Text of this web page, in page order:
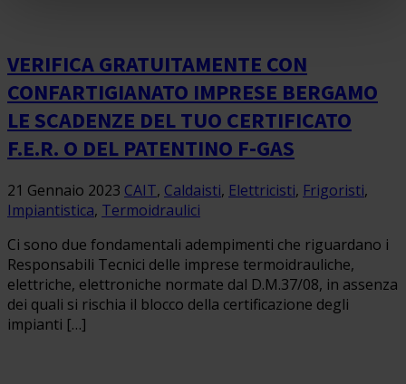
VERIFICA GRATUITAMENTE CON
CONFARTIGIANATO IMPRESE BERGAMO
LE SCADENZE DEL TUO CERTIFICATO
F.E.R. O DEL PATENTINO F-GAS
21 Gennaio 2023 CAIT, Caldaisti, Elettricisti, Frigoristi,
Impiantistica, Termoidraulici
Ci sono due fondamentali adempimenti che riguardano i
Responsabili Tecnici delle imprese termoidrauliche,
elettriche, elettroniche normate dal D.M.37/08, in assenza
dei quali si rischia il blocco della certificazione degli
impianti […]